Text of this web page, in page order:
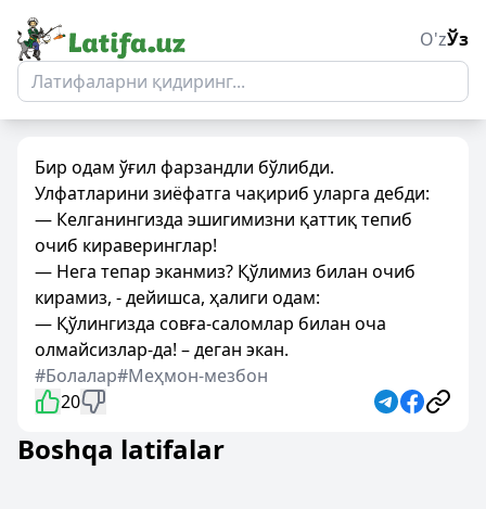
O'zЎз
Бир одам ўғил фарзандли бўлибди.
Улфатларини зиёфатга чақириб уларга дебди:
— Келганингизда эшигимизни қаттиқ тепиб
очиб кираверинглар!
— Нега тепар эканмиз? Қўлимиз билан очиб
кирамиз, - дейишса, ҳалиги одам:
— Қўлингизда совға-саломлар билан оча
олмайсизлар-да! – деган экан.
#Болалар#Меҳмон-мезбон
20
Boshqa latifalar